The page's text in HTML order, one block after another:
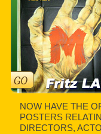
NOW HAVE THE
POSTERS
DIRECTORS,